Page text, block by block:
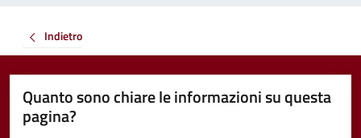
Indietro
Quanto sono chiare le informazioni su questa
pagina?